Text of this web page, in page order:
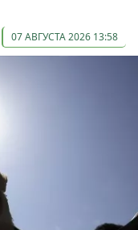
07 АВГУСТА 2026 13:58